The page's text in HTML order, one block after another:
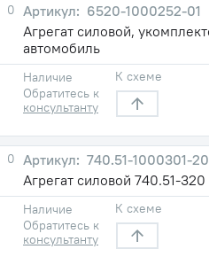
0
6520-1000252-01
Агрегат силовой,
автомобиль
Наличие
Обратитесь к
консультанту
К схеме
0
740.51-1000301-20
Агрегат силовой 740.51-320
Наличие
Обратитесь к
консультанту
К схеме